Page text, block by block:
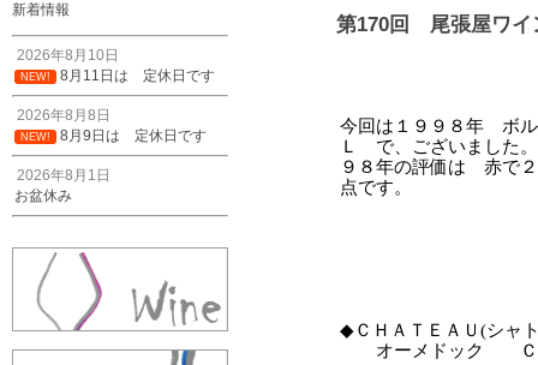
新着情報
2026年8月10日
NEW! 8月11日は 定休日です
2026年8月8日
NEW! 8月9日は 定休日です
2026年8月1日
お盆休み
第170回 尾張屋ワイ